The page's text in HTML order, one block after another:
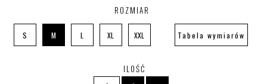
ROZMIAR
S M L XL XXL Tabela wymiarów
ILOŚĆ